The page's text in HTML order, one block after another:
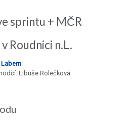
sprintu + MČR
Roudnici n.L.
Labem
Libuše Rolečková